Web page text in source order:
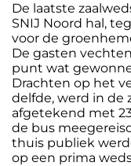
De laatste
SNIJ Noord hal,
voor de
De gasten
punt wat
Drachten op het
delfde, werd in de
afgetekend met
de bus
thuis publiek
op een prima